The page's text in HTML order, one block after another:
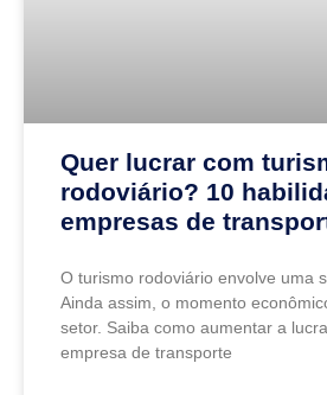
Quer lucrar com
rodoviário? 10
empresas de
O turismo rodoviário envolve uma
Ainda assim, o momento
setor. Saiba como aumentar a
empresa de transporte